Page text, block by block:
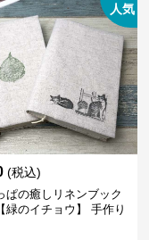
人気
(税込)
ぱの癒しリネンブック
緑のイチョウ】 手作り